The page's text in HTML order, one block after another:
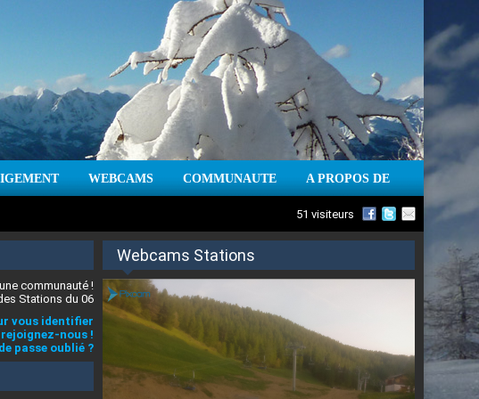
WEBCAMS COMMUNAUTE A PROPOS DE
51 visiteurs
communauté !
Stations du 06
vous identifier
nous !
passe oublié ?
Webcams Stations